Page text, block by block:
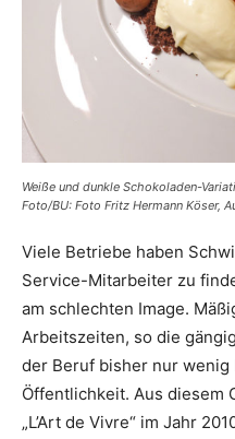
Weiße und dunkle Schokoladen-
Foto/BU: Foto Fritz Hermann Köser,
Viele Betriebe haben
Service-Mitarbeiter zu
am schlechten Image.
Arbeitszeiten, so die
der Beruf bisher nur wenig
Öffentlichkeit. Aus diesem
„L’Art de Vivre“ im Jahr